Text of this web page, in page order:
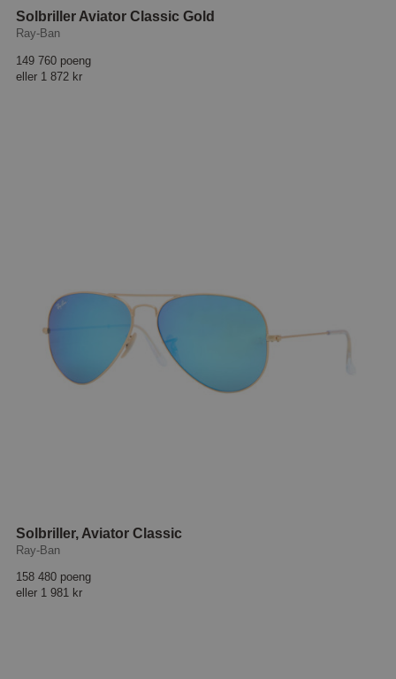
Solbriller Aviator Classic Gold
Ray-Ban
149 760 poeng
eller 1 872 kr
Solbriller, Aviator Classic
Ray-Ban
158 480 poeng
eller 1 981 kr